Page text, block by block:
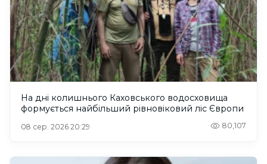
На дні колишнього Каховського водосховища
формується найбільший рівновіковий ліс Європи
08 сер. 2026 20:29 80,107